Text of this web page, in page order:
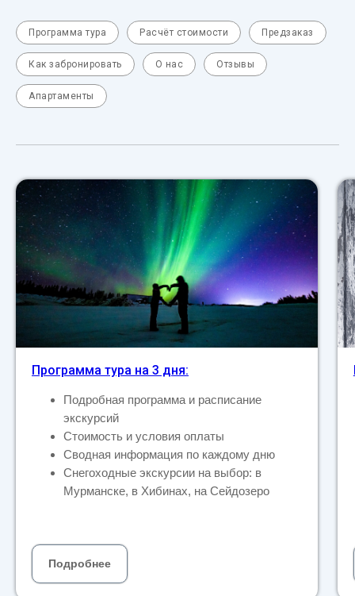
Программа тура Расчёт стоимости Предзаказ
Как забронировать О нас Отзывы
Апартаменты
Программа тура на 3 дня:
Подробная программа и расписание
экскурсий
Стоимость и условия оплаты
Сводная информация по каждому дню
Снегоходные экскурсии на выбор: в
Мурманске, в Хибинах, на Сейдозеро
Подробнее